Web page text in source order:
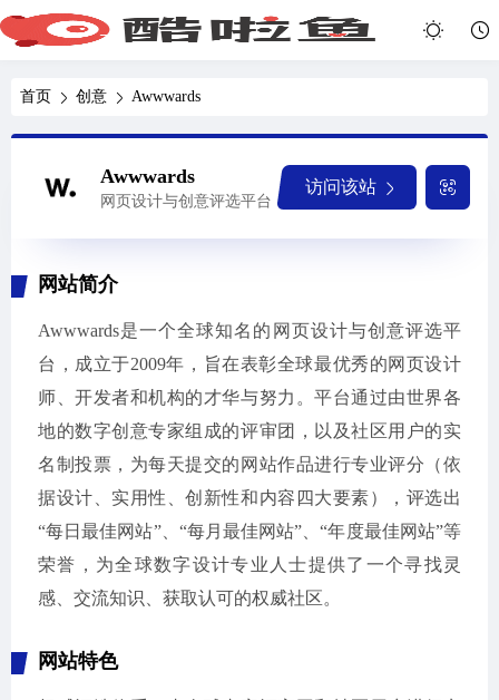
首页 创意 Awwwards
Awwwards
网页设计与创意评选平台
访问该站
网站简介
Awwwards是一个全球知名的网页设计与创意评选平
台，成立于2009年，旨在表彰全球最优秀的网页设计
师、开发者和机构的才华与努力。平台通过由世界各
地的数字创意专家组成的评审团，以及社区用户的实
名制投票，为每天提交的网站作品进行专业评分（依
据设计、实用性、创新性和内容四大要素），评选出
“每日最佳网站”、“每月最佳网站”、“年度最佳网站”等
荣誉，为全球数字设计专业人士提供了一个寻找灵
感、交流知识、获取认可的权威社区。
网站特色